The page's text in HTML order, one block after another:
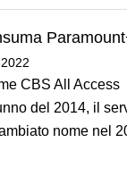
CBS All Access
del 2014, il
nome nel